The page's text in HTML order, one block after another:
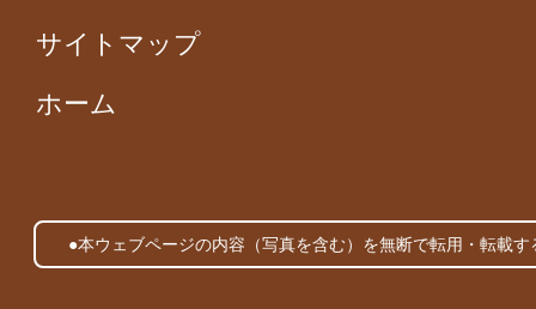
サイトマップ
ホーム
●本ウェブページの内容（写真を含む）を無断で転用・転載